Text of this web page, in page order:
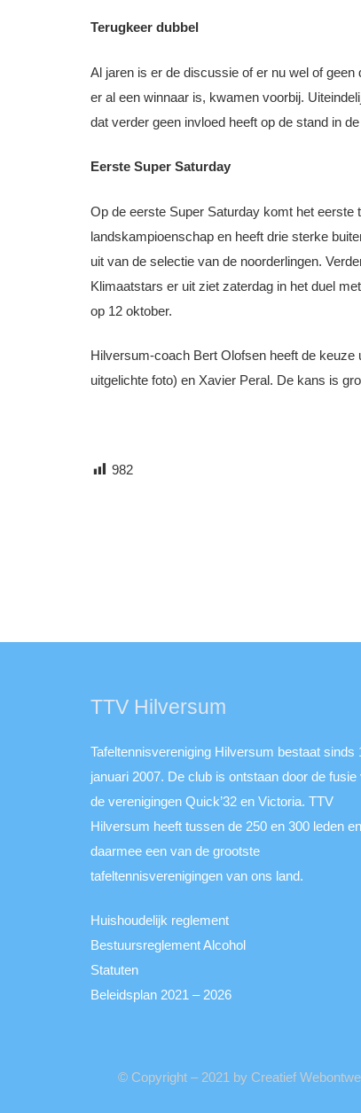
Terugkeer dubbel
Al jaren is er de discussie of er nu wel of
er al een winnaar is, kwamen voorbij.
dat verder geen invloed heeft op de stand in
Eerste Super Saturday
Op de eerste Super Saturday komt het
landskampioenschap en heeft drie sterke
uit van de selectie van de noorderlingen.
Klimaatstars er uit ziet zaterdag in het duel
op 12 oktober.
Hilversum-coach Bert Olofsen heeft de
uitgelichte foto) en Xavier Peral. De kans is
982
TTV Hilversum
Tafeltennisvereniging Hilversum bestaat sinds
januari 2007. De club is ontstaan door de fusie
de verenigingen Quick’32 en Victoria. TTV
Hilversum heeft tussen de 250 en 300 leden
daarmee een van de grootste
tafeltennisverenigingen van ons land.
Huishoudelijk reglement
Bestuursreglement Alcohol
Statuten
Beleidsplan 2021 – 2026
© Copyright – 2021 by Creatief